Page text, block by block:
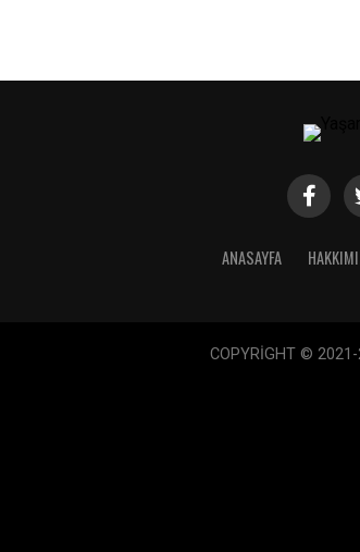
ANASAYFA
COPYRİGHT ©